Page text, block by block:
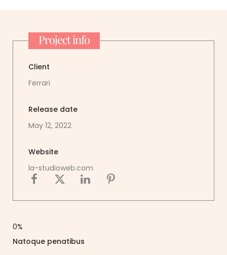
Project info
Client
Ferrari
Release date
May 12, 2022
Website
la-studioweb.com
0%
Natoque penatibus